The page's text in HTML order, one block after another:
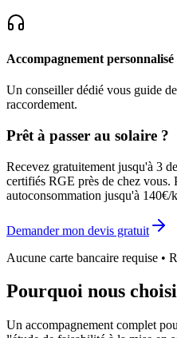
Accompagnement personnalisé
Un conseiller dédié vous guide
raccordement.
Prêt à passer au solaire ?
Recevez gratuitement jusqu'à 3
certifiés RGE près de chez vous.
autoconsommation jusqu'à
Demander mon devis gratuit
Aucune carte bancaire requise •
Pourquoi nous
Un accompagnement complet